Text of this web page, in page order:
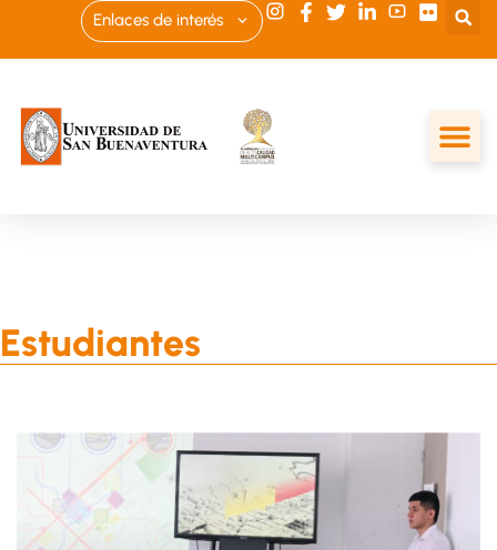
Enlaces de interés
Estudiantes